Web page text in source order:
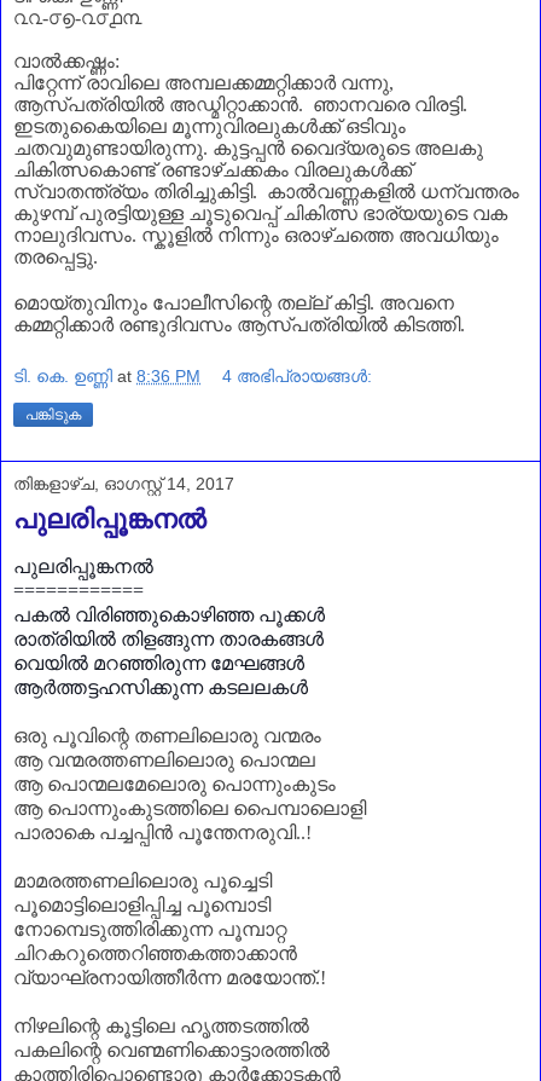
൨൨-൦൭-൨൦൧൩
വാൽക്കഷ്ണം:
പിറ്റേന്ന് രാവിലെ അമ്പലക്കമ്മറ്റിക്കാർ വന്നു,
ആസ്പത്രിയിൽ അഡ്മിറ്റാക്കാൻ. ഞാനവരെ വിരട്ടി.
ഇടതുകൈയിലെ മൂന്നുവിരലുകൾക്ക് ഒടിവും
ചതവുമുണ്ടായിരുന്നു. കുട്ടപ്പൻ വൈദ്യരുടെ അലകു
ചികിത്സകൊണ്ട് രണ്ടാഴ്ചക്കകം വിരലുകൾക്ക്
സ്വാതന്ത്ര്യം തിരിച്ചുകിട്ടി. കാൽവണ്ണകളിൽ ധന്വന്തരം
കുഴമ്പ് പുരട്ടിയുള്ള ചൂടുവെപ്പ് ചികിത്സ ഭാര്യയുടെ വക
നാലുദിവസം. സ്കൂളിൽ നിന്നും ഒരാഴ്ചത്തെ അവധിയും
തരപ്പെട്ടു.
മൊയ്തുവിനും പോലീസിന്റെ തല്ല് കിട്ടി. അവനെ
കമ്മറ്റിക്കാർ രണ്ടുദിവസം ആസ്പത്രിയിൽ കിടത്തി.
ടി. കെ. ഉണ്ണി at 8:36 PM 4 അഭിപ്രായങ്ങൾ:
പങ്കിടുക
തിങ്കളാഴ്‌ച, ഓഗസ്റ്റ് 14, 2017
പുലരിപ്പൂങ്കനൽ
പുലരിപ്പൂങ്കനൽ
============
പകൽ വിരിഞ്ഞുകൊഴിഞ്ഞ പൂക്കൾ
രാത്രിയിൽ തിളങ്ങുന്ന താരകങ്ങൾ
വെയിൽ മറഞ്ഞിരുന്ന മേഘങ്ങൾ
ആർത്തട്ടഹസിക്കുന്ന കടലലകൾ
ഒരു പൂവിന്റെ തണലിലൊരു വന്മരം
ആ വന്മരത്തണലിലൊരു പൊന്മല
ആ പൊന്മലമേലൊരു പൊന്നുംകുടം
ആ പൊന്നുംകുടത്തിലെ പൈമ്പാലൊളി
പാരാകെ പച്ചപ്പിൻ പൂന്തേനരുവി..!
മാമരത്തണലിലൊരു പൂച്ചെടി
പൂമൊട്ടിലൊളിപ്പിച്ച പൂമ്പൊടി
നോമ്പെടുത്തിരിക്കുന്ന പൂമ്പാറ്റ
ചിറകറുത്തെറിഞ്ഞകത്താക്കാൻ
വ്യാഘ്രനായിത്തീർന്ന മരയോന്ത്.!
നിഴലിന്റെ കൂട്ടിലെ ഹൃത്തടത്തിൽ
പകലിന്റെ വെണ്മണിക്കൊട്ടാരത്തിൽ
കാത്തിരിപ്പൊണ്ടൊരു കാർക്കോടകൻ